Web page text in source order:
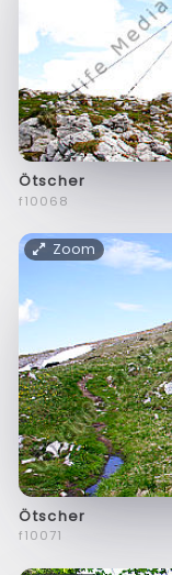
Ötscher
f10068
Zoom
Ötscher
f10071